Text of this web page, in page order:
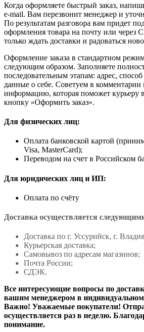
Когда оформляете быстрый заказ,
e-mail. Вам перезвонит менеджер и
По результатам разговора вам придет
оформления товара на почту или через
только ждать доставки и радоваться
Оформление заказа в стандартном
следующим образом. Заполняете
последовательным этапам: адрес,
данные о себе. Советуем в комментарии
информацию, которая поможет курьеру
кнопку «Оформить заказ».
Для физических лиц:
Оплата банковской картой
Visa, MasterCard);
Переводом на счет в Российском
Для юридических лиц и ИП:
Оплата по счёту
Доставка осуществляется
Доставка по г. Уссурийск, г.
Курьерская доставка;
Самовывоз по адресам магазинов;
Почта России;
СДЭК.
Все интересующие вопросы по
вашим менеджером в
Важно! Уважаемые покупатели!
осуществляется раз в неделю.
понимание.